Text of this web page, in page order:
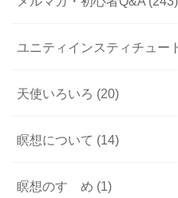
ユニティインスティチュー
天使いろいろ (20)
瞑想について (14)
瞑想のすゝめ (1)